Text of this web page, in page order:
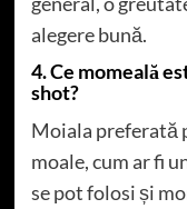
alegere bună.
4. Ce momeală
shot?
Moiala preferată
moale, cum ar fi
se pot folosi și